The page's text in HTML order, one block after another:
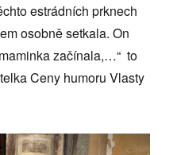
estrádních prknech
osobně setkala. On
začínala,…“ to
Ceny humoru Vlasty